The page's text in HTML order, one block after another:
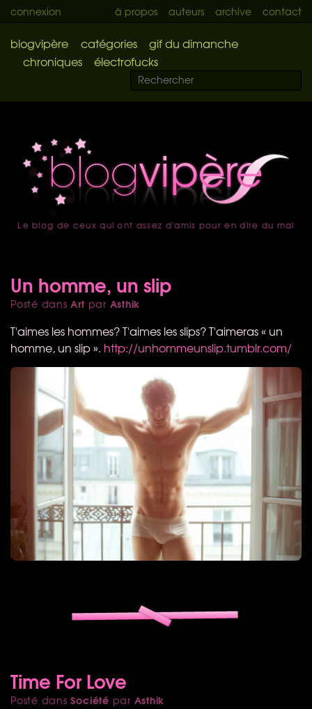
connexion à propos auteurs archive contact
blogvipère catégories
gif du dimanche
chroniques
électrofucks
accueil
Le blog de ceux qui ont assez d'amis pour en dire du mal
Un homme, un slip
Posté dansArt par Asthik
T'aimes les hommes? T'aimes les slips? T'aimeras « un
homme, un slip ». http://unhommeunslip.tumblr.com/
Time For Love
Posté dansSociété par Asthik